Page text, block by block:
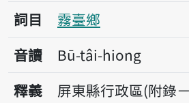
詞目
霧臺鄉
音讀
Bū-tâi-hiong
釋義
屏東縣行政區(附錄